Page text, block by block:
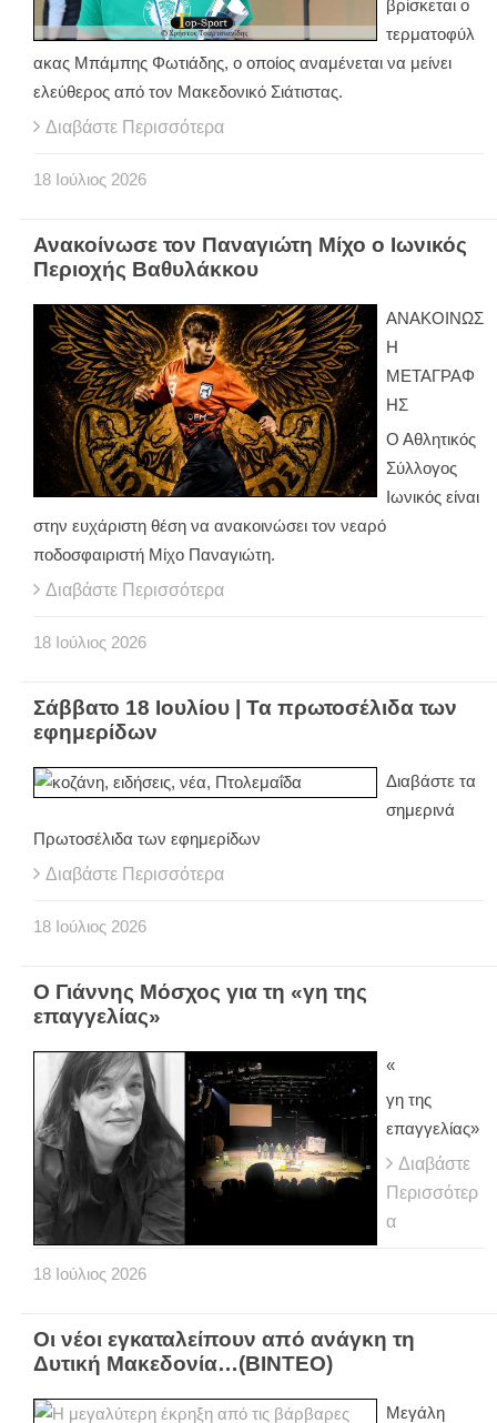
βρίσκεται ο
τερματοφύλ
ακας Μπάμπης Φωτιάδης, ο οποίος αναμένεται να μείνει
ελεύθερος από τον Μακεδονικό Σιάτιστας.
Διαβάστε Περισσότερα
18 Ιούλιος 2026
Ανακοίνωσε τον Παναγιώτη Μίχο ο Ιωνικός
Περιοχής Βαθυλάκκου
ΑΝΑΚΟΙΝΩΣ
Η
ΜΕΤΑΓΡΑΦ
ΗΣ
Ο Αθλητικός
Σύλλογος
Ιωνικός είναι
στην ευχάριστη θέση να ανακοινώσει τον νεαρό
ποδοσφαιριστή Μίχο Παναγιώτη.
Διαβάστε Περισσότερα
18 Ιούλιος 2026
Σάββατο 18 Ιουλίου | Τα πρωτοσέλιδα των
εφημερίδων
Διαβάστε τα
σημερινά
Πρωτοσέλιδα των εφημερίδων
Διαβάστε Περισσότερα
18 Ιούλιος 2026
Ο Γιάννης Μόσχος για τη «γη της
επαγγελίας»
«
γη της
επαγγελίας»
Διαβάστε
Περισσότερ
α
18 Ιούλιος 2026
Οι νέοι εγκαταλείπουν από ανάγκη τη
Δυτική Μακεδονία…(ΒΙΝΤΕΟ)
Μεγάλη